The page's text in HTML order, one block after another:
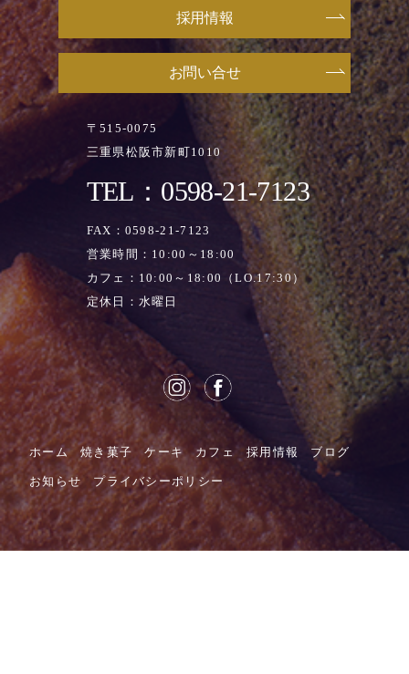
〒515-0075
三重県松阪市新町1010
TEL：0598-21-7123
FAX：0598-21-7123
営業時間：10:00～18:00
カフェ：10:00～18:00（LO.17:30）
定休日：水曜日
お問い合せ
採用情報
ホーム 焼き菓子 ケーキ カフェ 採用情報 ブログ
お知らせ プライバシーポリシー